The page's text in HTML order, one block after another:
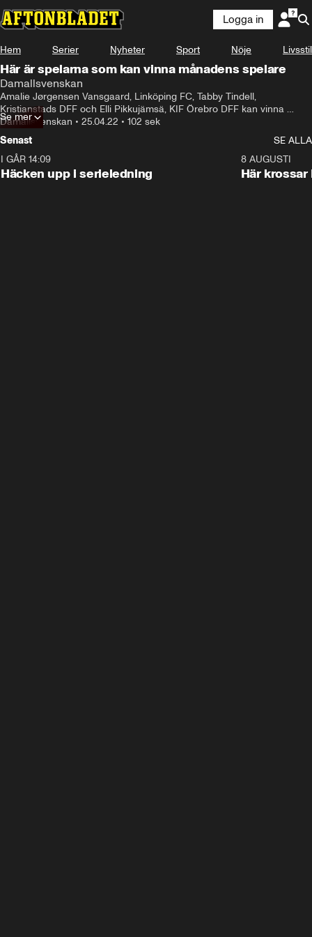
Logga in
Hem Serier Nyheter Sport Nöje Livsstil
Här är spelarna som kan vinna månadens spelare
Damallsvenskan
Amalie Jørgensen Vansgaard, Linköping FC, Tabby Tindell,
Kristianstads DFF och Elli Pikkujämsä, KIF Örebro DFF kan vinna
månadens spelare.
Damallsvenskan • 25.04.22 • 102 sek
Se mer
Senast
SE ALLA
I GÅR 14:09
Häcken upp i serieledning
8 AUGUSTI
Här